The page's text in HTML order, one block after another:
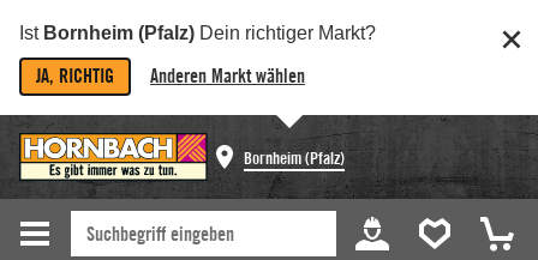
Ist Bornheim (Pfalz) Dein richtiger Markt?
JA, RICHTIG Anderen Markt wählen
Bornheim (Pfalz)